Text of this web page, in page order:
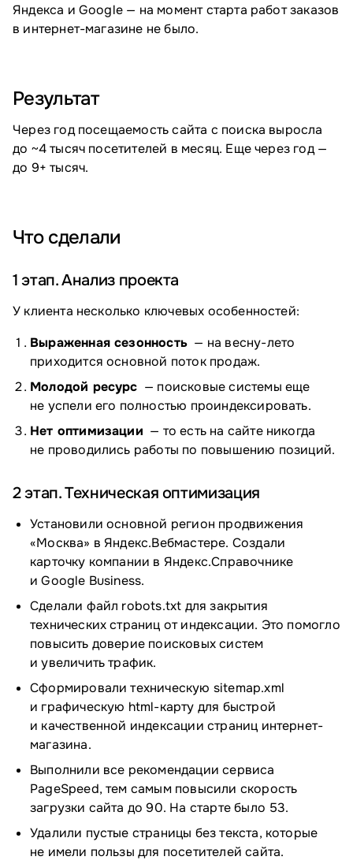
Яндекса и Google — на момент старта работ заказов
в интернет-магазине не было.
Результат
Через год посещаемость сайта с поиска выросла
до ~4 тысяч посетителей в месяц. Еще через год —
до 9+ тысяч.
Что сделали
1 этап. Анализ проекта
У клиента несколько ключевых особенностей:
Выраженная сезонность — на весну-лето
приходится основной поток продаж.
Молодой ресурс — поисковые системы еще
не успели его полностью проиндексировать.
Нет оптимизации — то есть на сайте никогда
не проводились работы по повышению позиций.
2 этап. Техническая оптимизация
Установили основной регион продвижения
«Москва» в Яндекс.Вебмастере. Создали
карточку компании в Яндекс.Справочнике
и Google Business.
Сделали файл robots.txt для закрытия
технических страниц от индексации. Это помогло
повысить доверие поисковых систем
и увеличить трафик.
Сформировали техническую sitemap.xml
и графическую html-карту для быстрой
и качественной индексации страниц интернет-
магазина.
Выполнили все рекомендации сервиса
PageSpeed, тем самым повысили скорость
загрузки сайта до 90. На старте было 53.
Удалили пустые страницы без текста, которые
не имели пользы для посетителей сайта.